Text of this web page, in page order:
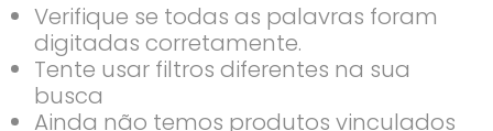
Verifique se todas as palavras foram
digitadas corretamente.
Tente usar filtros diferentes na sua
busca
Ainda não temos produtos vinculados